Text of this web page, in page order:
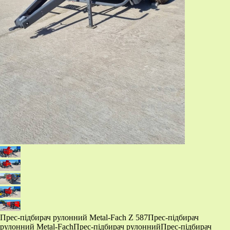
​Прес-підбирач рулонний Metal-Fach Z 587 ​Прес-підбирач
рулонний Metal-Fach ​Прес-підбирач рулонний ​Прес-підбирач